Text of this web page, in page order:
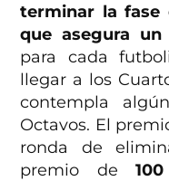
terminar la fase
que asegura
para cada
llegar a los
contempla
Octavos. El
ronda de
premio de